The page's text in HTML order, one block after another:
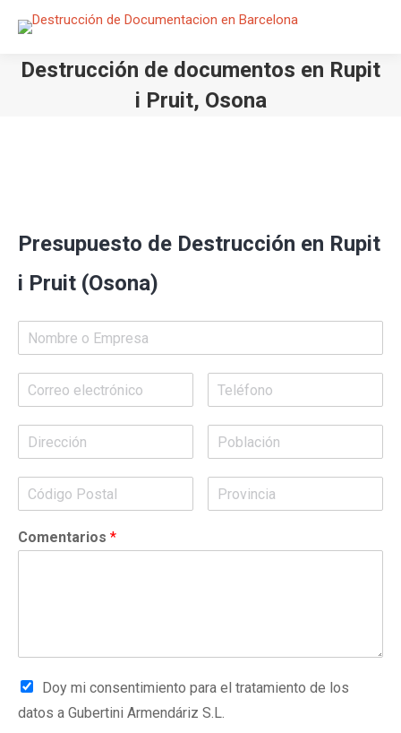
Destrucción de documentos en Rupit
i Pruit, Osona
Presupuesto de Destrucción en Rupit
i Pruit (Osona)
Comentarios *
Doy mi consentimiento para el tratamiento de los
datos a Gubertini Armendáriz S.L.